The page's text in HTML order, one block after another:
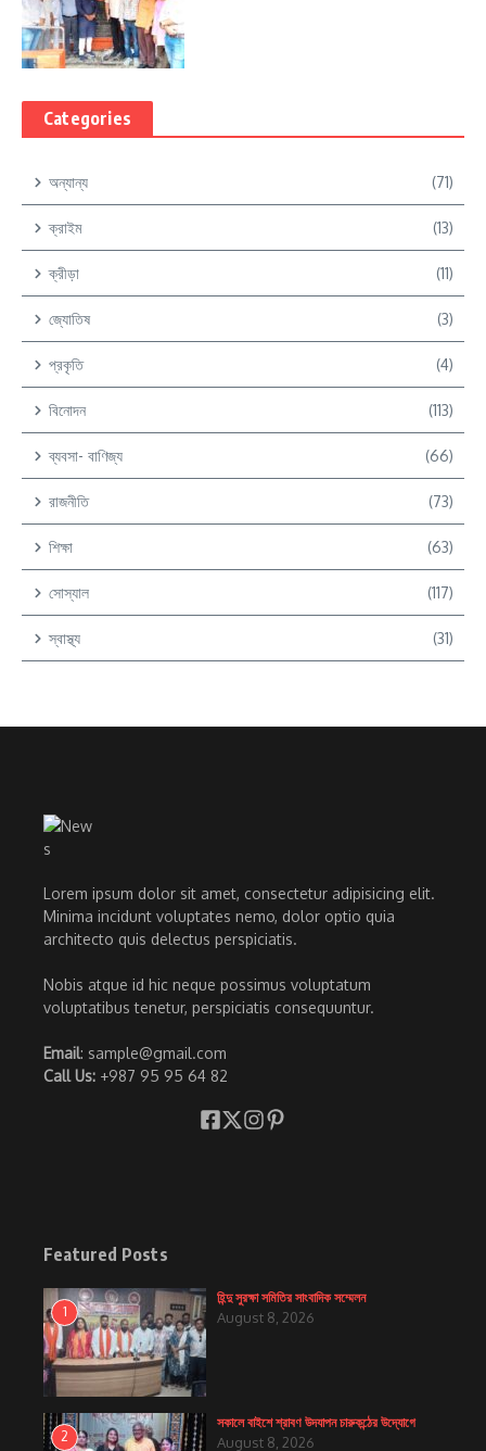
Categories
অন্যান্য (71)
ক্রাইম (13)
ক্রীড়া (11)
জ্যোতিষ (3)
প্রকৃতি (4)
বিনোদন (113)
ব্যবসা- বাণিজ্য (66)
রাজনীতি (73)
শিক্ষা (63)
সোস্যাল (117)
স্বাস্থ্য (31)
Lorem ipsum dolor sit amet, consectetur adipisicing elit.
Minima incidunt voluptates nemo, dolor optio quia
architecto quis delectus perspiciatis.
Nobis atque id hic neque possimus voluptatum
voluptatibus tenetur, perspiciatis consequuntur.
Email: sample@gmail.com
Call Us: +987 95 95 64 82
Featured Posts
1
হিন্দু সুরক্ষা সমিতির সাংবাদিক সম্মেলন
August 8, 2026
2
সকালে বাইশে শ্রাবণ উদযাপন চারুকন্ঠের উদ্যোগে
August 8, 2026